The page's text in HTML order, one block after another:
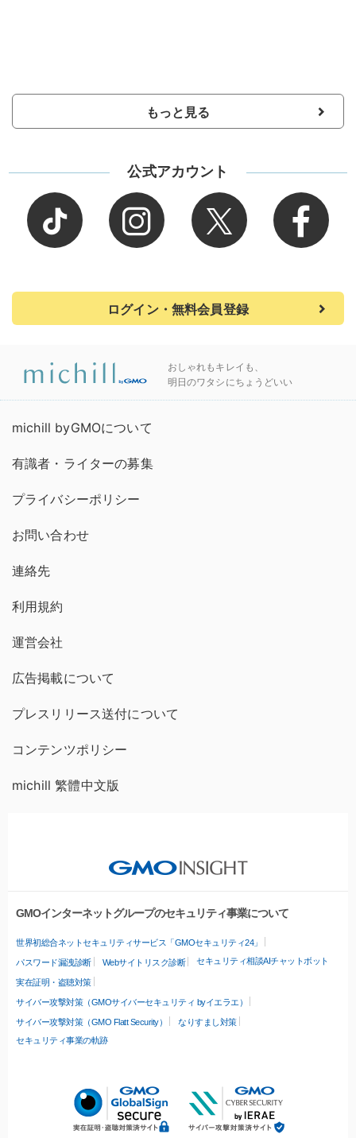
もっと見る
公式アカウント
ログイン・無料会員登録
おしゃれもキレイも、
明日のワタシにちょうどいい
michill byGMOについて
有識者・ライターの募集
プライバシーポリシー
お問い合わせ
連絡先
利用規約
運営会社
広告掲載について
プレスリリース送付について
コンテンツポリシー
michill 繁體中文版
GMOインターネットグループのセキュリティ事業について
世界初総合ネットセキュリティサービス「GMOセキュリティ24」
パスワード漏洩診断 Webサイトリスク診断 セキュリティ相談AIチャットボット
実在証明・盗聴対策
サイバー攻撃対策（GMOサイバーセキュリティ byイエラエ）
サイバー攻撃対策（GMO Flatt Security）
なりすまし対策
セキュリティ事業の軌跡